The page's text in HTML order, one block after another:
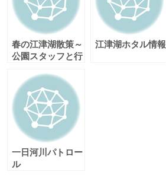
春の江津湖散策～
公園スタッフと行
イドウォーク～
江津湖ホタル情報
一日河川パトロー
ル